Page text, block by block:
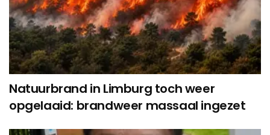
Natuurbrand in Limburg toch weer
opgelaaid: brandweer massaal ingezet